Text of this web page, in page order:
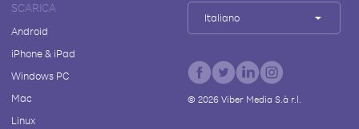
SCARICA
Android
iPhone & iPad
Windows PC
Mac
Linux
Italiano
© 2026Viber Media S.à r.l.